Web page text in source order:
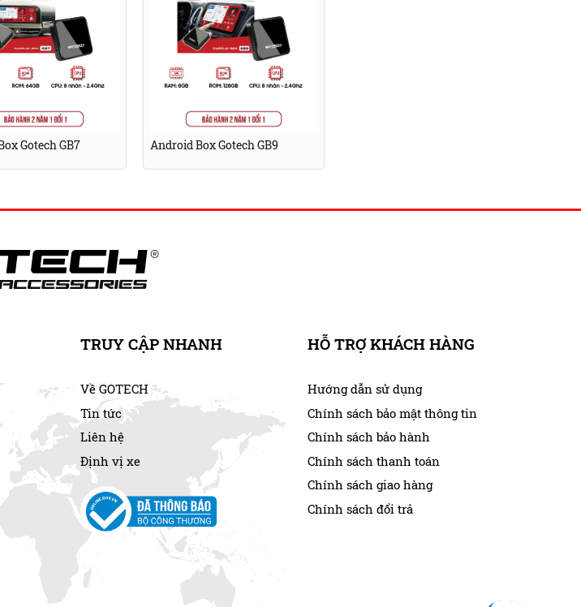
đưa ra các cảnh báo, biển
tâm lái xe mà không lo
những ngõ nhỏ ở Hà Nội,
Gotech GB7 Android Box Gotech GB9
TRUY CẬP NHANH
Về GOTECH
Tin tức
Liên hệ
Định vị xe
HỖ TRỢ KHÁCH HÀNG
Hướng dẫn sử dụng
Chính sách bảo mật thông tin
Chính sách bảo hành
Chính sách thanh toán
Chính sách giao hàng
Chính sách đổi trả